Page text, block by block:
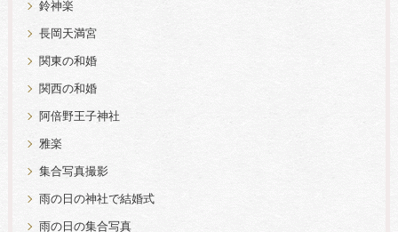
鈴神楽
長岡天満宮
関東の和婚
関西の和婚
阿倍野王子神社
雅楽
集合写真撮影
雨の日の神社で結婚式
雨の日の集合写真